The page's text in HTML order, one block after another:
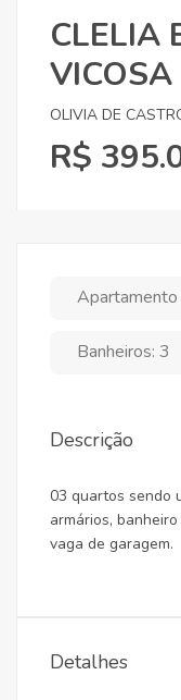
CLELIA
VICOSA
OLIVIA DE
R$
Apartamento
Banheiros: 3
Descrição
03 quartos sendo
armários,
vaga de garagem.
Detalhes